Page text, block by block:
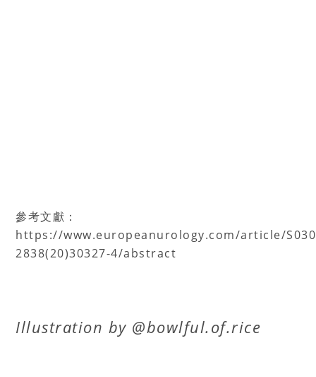
參考文獻：
https://www.europeanurology.com/article/
2838(20)30327-4/abstract
Illustration by @bowlful.of.rice